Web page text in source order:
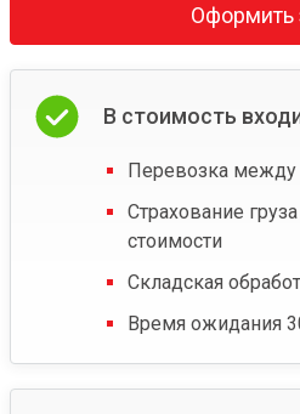
Оформить
В стоимость
Перевозка между
Страхование
стоимости
Складская
Время ожидания